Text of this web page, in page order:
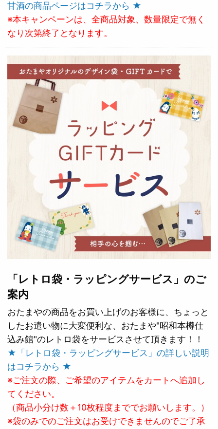
甘酒の商品ページはコチラから ★
※本キャンペーンは、全商品対象、数量限定で無く
なり次第終了となります。
「レトロ袋・ラッピングサービス」のご
案内
おたまやの商品をお買い上げのお客様に、ちょっと
したお遣い物に大変便利な、おたまや"昭和本樽仕
込み館"のレトロ袋をサービスさせて頂きます！！
★「レトロ袋・ラッピングサービス」の詳しい説明
はコチラから ★
※ご注文の際、ご希望のアイテムをカートへ追加し
てください。
（商品小分け数＋10枚程度まででお願いします。）
※袋のみでのご注文はお受けできませんのでご了承